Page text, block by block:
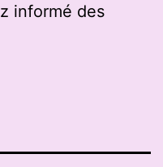
informé des